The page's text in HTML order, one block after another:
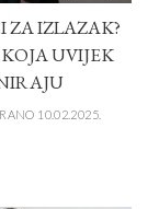
ZA IZLAZAK?
UVIJEK
10.02.2025.